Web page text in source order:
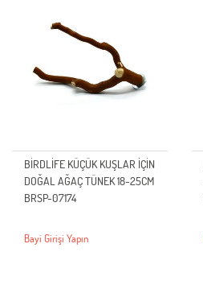
BİRDLİFE KÜÇÜK KUŞLAR İÇİN
DOĞAL AĞAÇ TÜNEK 18-25CM
BRSP-07174
Bayi Girişi Yapın